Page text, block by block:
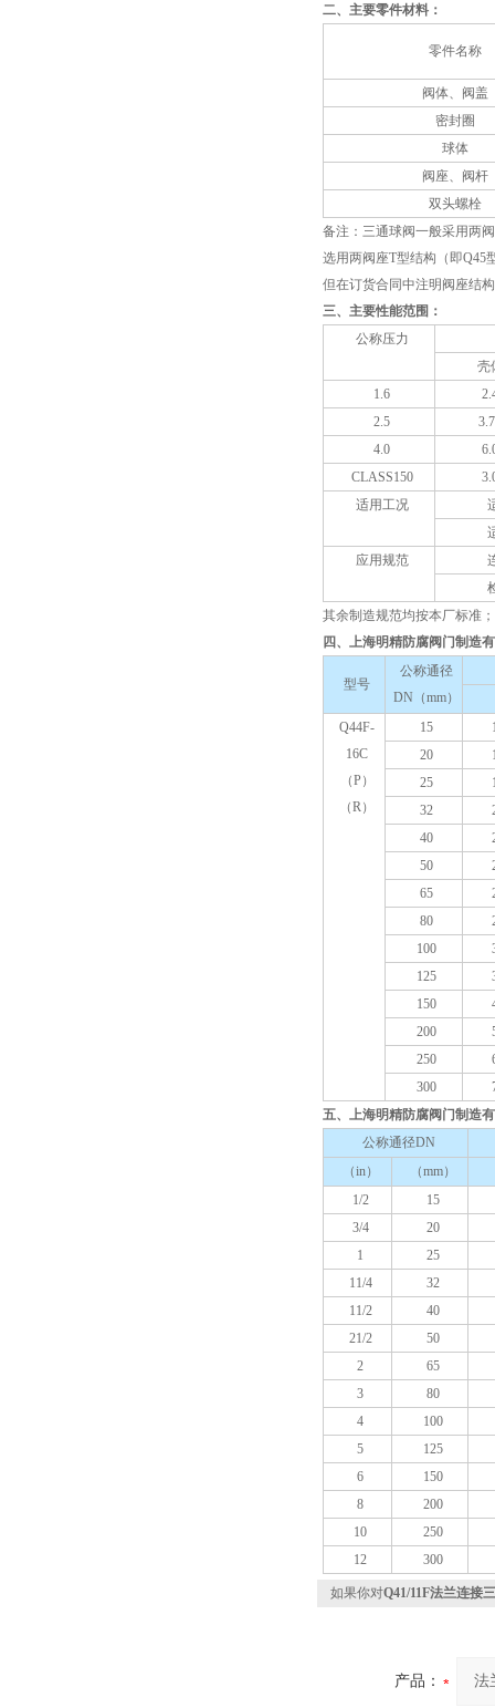
二、主要零件材料：
零件名称
阀体、阀盖
密封圈
球体
阀座、阀杆
双头螺栓
备注：三通球阀一般采用两
选用两阀座T型结构（即
但在订货合同中注明阀座结
三、主要性能范围：
公称压力
壳
1.6
2.5
4.0
CLASS150
适用工况
应用规范
其余制造规范均按本厂标准；
四、上海明精防腐阀门制造
型号
公称通径
DN（mm）
Q44F-
16C
（P）
（R）
15
20
25
32
40
50
65
80
100
125
150
200
250
300
五、上海明精防腐阀门制造
公称通径DN
（in）
（mm）
1/2
15
3/4
20
1
25
11/4
32
11/2
40
21/2
50
2
65
3
80
4
100
5
125
6
150
8
200
10
250
12
300
如果你对Q41/11F法兰连接
产品：